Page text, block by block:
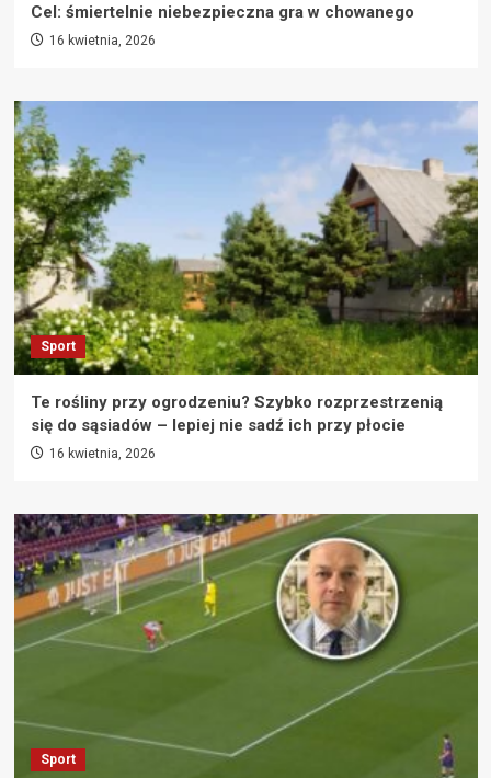
Cel: śmiertelnie niebezpieczna gra w chowanego
16 kwietnia, 2026
Sport
Te rośliny przy ogrodzeniu? Szybko rozprzestrzenią
się do sąsiadów – lepiej nie sadź ich przy płocie
16 kwietnia, 2026
Sport